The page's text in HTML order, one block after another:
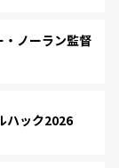
ノーラン監督
ハック2026